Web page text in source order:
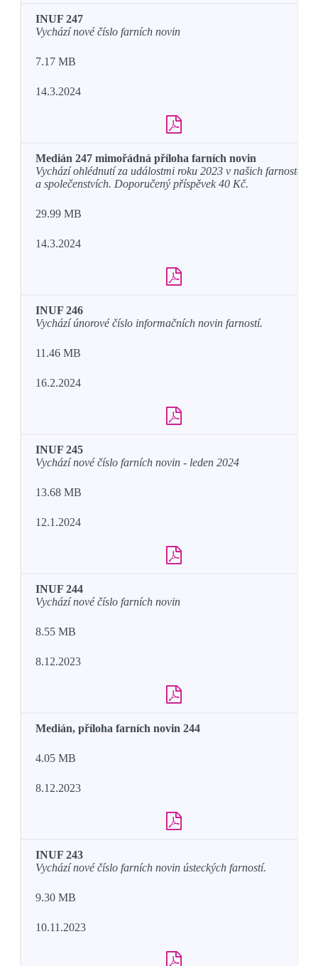
INUF 247
Vychází nové číslo farních novin
7.17 MB
14.3.2024
Medián 247 mimořádná příloha farních novin
Vychází ohlédnutí za událostmi roku 2023 v našich farnostech
a společenstvích. Doporučený příspěvek 40 Kč.
29.99 MB
14.3.2024
INUF 246
Vychází únorové číslo informačních novin farností.
11.46 MB
16.2.2024
INUF 245
Vychází nové číslo farních novin - leden 2024
13.68 MB
12.1.2024
INUF 244
Vychází nové číslo farních novin
8.55 MB
8.12.2023
Medián, příloha farních novin 244
4.05 MB
8.12.2023
INUF 243
Vychází nové číslo farních novin ústeckých farností.
9.30 MB
10.11.2023